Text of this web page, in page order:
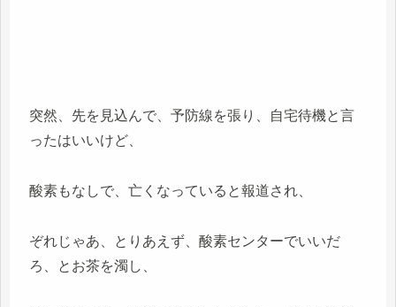
突然、先を見込んで、予防線を張り、自宅待機と言
ったはいいけど、
酸素もなしで、亡くなっていると報道され、
ぞれじゃあ、とりあえず、酸素センターでいいだ
ろ、とお茶を濁し、